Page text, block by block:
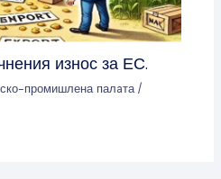
износ за ЕС.
промишлена палaта /